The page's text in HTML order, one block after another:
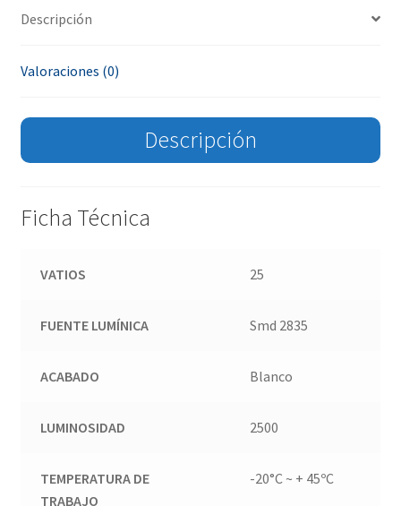
Descripción
Valoraciones (0)
Descripción
Ficha Técnica
VATIOS 25
FUENTE LUMÍNICA Smd 2835
ACABADO Blanco
LUMINOSIDAD 2500
TEMPERATURA DE
TRABAJO
-20°C ~ + 45ºC